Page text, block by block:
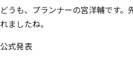
どうも、プランナーの宮洋輔です
れましたね。
公式発表